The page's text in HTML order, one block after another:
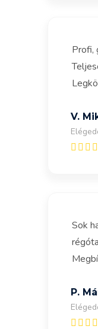
Profi,
V.
Sok
P.